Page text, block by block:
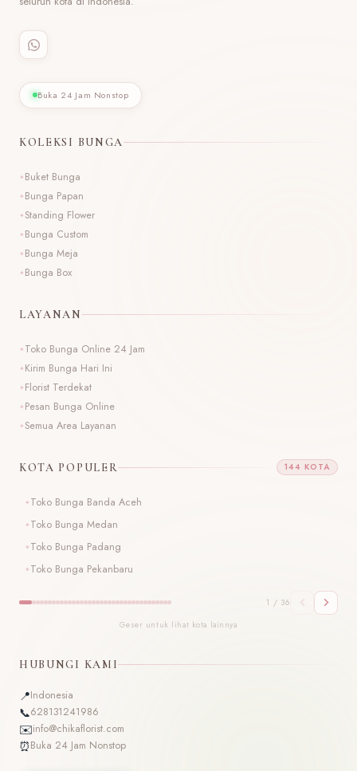
Buka 24 Jam Nonstop
KOLEKSI BUNGA
Buket Bunga
Bunga Papan
Standing Flower
Bunga Custom
Bunga Meja
Bunga Box
LAYANAN
Toko Bunga Online 24 Jam
Kirim Bunga Hari Ini
Florist Terdekat
Pesan Bunga Online
Semua Area Layanan
KOTA POPULER 144 KOTA
Toko Bunga Banda Aceh
Toko Bunga Medan
Toko Bunga Padang
Toko Bunga Pekanbaru
1 / 36
Geser untuk lihat kota lainnya
HUBUNGI KAMI
📍Indonesia
📞628131241986
✉️info@chikaflorist.com
⏰Buka 24 Jam Nonstop